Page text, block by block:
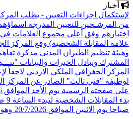
أخبار
لإستكمال اجراءات التعيين - يطلب
من المرشـحين للتعيين المدرجة
اختيارهم وفق أعلى مجموع العلامات في
علامة المقابلة الشخصية) وقع المركز
وهيئة تنظيم الطيران المدني مذكرة
المشترك وتبادل الخبرات والبيانات
المركز الجغرافي الملكي الاردني لاحقاً
لوظيفة "فني ثالث" الصادر عن المركز
صباحا يوم الاثنين الموافق 20/7/2026 وهو نفس التاريخ المعلن.